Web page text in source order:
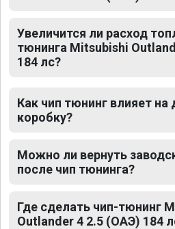
Увеличится ли расход
тюнинга Mitsubishi
184 лс?
Как чип тюнинг влияет на
коробку?
Можно ли вернуть
после чип тюнинга?
Где сделать чип-тюнинг
Outlander 4 2.5 (ОАЭ) 184